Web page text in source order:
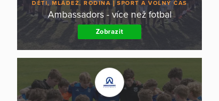
DĚTI, MLÁDEŽ, RODINA SPORT A VOLNÝ ČAS
Ambassadors - více než fotbal
Zobrazit